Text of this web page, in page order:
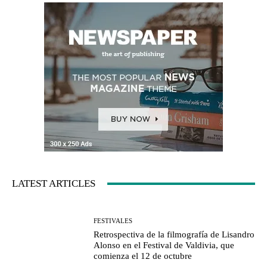
LATEST ARTICLES
FESTIVALES
Retrospectiva de la filmografía de Lisandro
Alonso en el Festival de Valdivia, que
comienza el 12 de octubre